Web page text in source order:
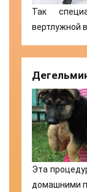
Так
вертлужной
Эта
домашними